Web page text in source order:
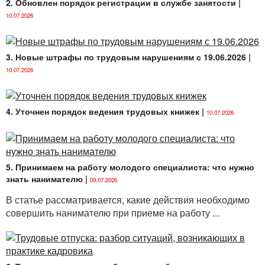
профессионального пенсионного страхования и
пенсионного обеспечения».
Что касается работников, занятых в особых
условиях труда и отдельными видами
профессиональной деятельности, и подлежащих
которых специальный стаж работы до 1 января 2009
года составляет менее половины полного стажа
работы, требуемого для назначения досрочной
пенсии в соответствии с Законом, или которые не
имеют такого стажа до указанной даты, то им
предоставлено право выбора способа компенсации
за работу в особых условиях труда.
То есть, работник вправе выбрать
профессиональное пенсионное страхование, либо
ежемесячная доплата).
При выборе работником профессионального
10.07.2026
3. Новые штрафы по трудовым нарушениям с 19.06.2026 |
10.07.2026
4. Уточнен порядок ведения трудовых книжек | 10.07.2026
5. Принимаем на работу молодого специалиста: что нужно
знать нанимателю | 09.07.2026
В статье рассматривается, какие действия необходимо
совершить нанимателю при приеме на работу ...